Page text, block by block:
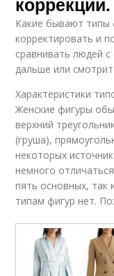
Какие бывают типы
корректировать и
сравнивать людей
дальше или
Характеристики
Женские фигуры
верхний
(груша),
некоторых
немного
пять основных, так
типам фигур нет.